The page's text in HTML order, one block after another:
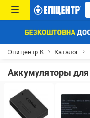
Эпицентр К Каталог
Аккумуляторы